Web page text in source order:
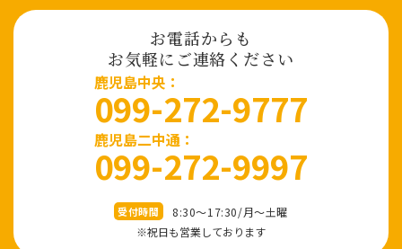
お電話からも
お気軽にご連絡ください
⿅児島中央：
099-272-9777
鹿児島二中通：
099-272-9997
受付時間
8:30～17:30/⽉〜⼟曜
※祝⽇も営業しております